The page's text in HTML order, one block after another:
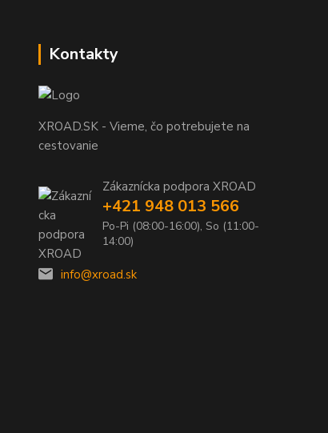
Kontakty
XROAD.SK - Vieme, čo potrebujete na
cestovanie
Zákaznícka podpora XROAD
+421 948 013 566
Po-Pi (08:00-16:00), So (11:00-
14:00)
info@xroad.sk